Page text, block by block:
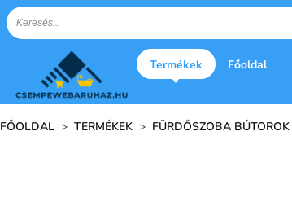
Termékek Főoldal
FŐOLDAL > TERMÉKEK > FÜRDŐSZOBA BÚTOROK